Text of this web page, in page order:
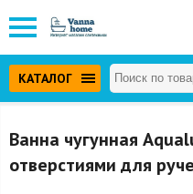
КАТАЛОГ
Ванна чугунная
отверстиями для